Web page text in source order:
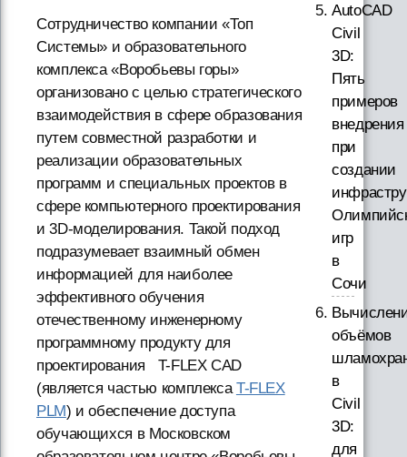
Сотрудничество компании «Топ
Системы» и образовательного
комплекса «Воробьевы горы»
организовано с целью стратегического
взаимодействия в сфере образования
путем совместной разработки и
реализации образовательных
программ и специальных проектов в
сфере компьютерного проектирования
и 3D-моделирования. Такой подход
подразумевает взаимный обмен
информацией для наиболее
эффективного обучения
отечественному инженерному
программному продукту для
проектирования T-FLEX CAD
(является частью комплексаT-FLEX
PLM) и обеспечение доступа
обучающихся в Московском
AutoCAD
Civil
3D:
Пять
примеров
внедрения
при
создании
игр
в
Сочи
объёмов
в
Civil
3D:
для